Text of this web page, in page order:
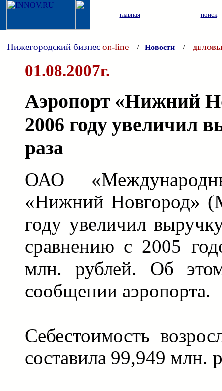
главная поиск
Нижегородский бизнесon-line / Новости /
01.08.2007г.
Аэропорт «Нижний
2006 году увеличил
раза
ОАО
«Нижний Новгород»
году увеличил
сравнению с 2005
млн. рублей. Об
сообщении аэропорта.
Себестоимость
составила 99,949 млн.